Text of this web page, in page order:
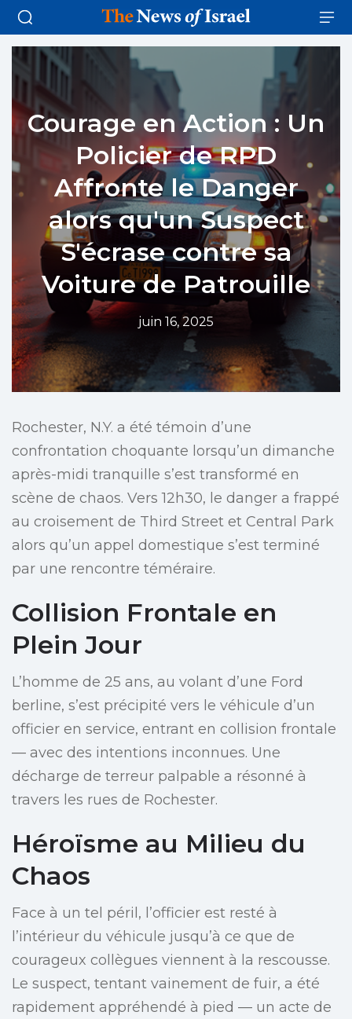
Courage en Action : Un
Policier de RPD
Affronte le Danger
alors qu'un Suspect
S'écrase contre sa
Voiture de Patrouille
juin 16, 2025
Rochester, N.Y. a été témoin d’une
confrontation choquante lorsqu’un dimanche
après-midi tranquille s’est transformé en
scène de chaos. Vers 12h30, le danger a frappé
au croisement de Third Street et Central Park
alors qu’un appel domestique s’est terminé
par une rencontre téméraire.
Collision Frontale en
Plein Jour
L’homme de 25 ans, au volant d’une Ford
berline, s’est précipité vers le véhicule d’un
officier en service, entrant en collision frontale
— avec des intentions inconnues. Une
décharge de terreur palpable a résonné à
travers les rues de Rochester.
Héroïsme au Milieu du
Chaos
Face à un tel péril, l’officier est resté à
l’intérieur du véhicule jusqu’à ce que de
courageux collègues viennent à la rescousse.
Le suspect, tentant vainement de fuir, a été
rapidement appréhendé à pied — un acte de